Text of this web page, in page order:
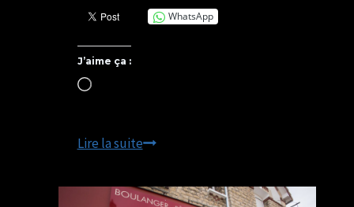
WhatsApp
J’aime ça :
Chargement…
Lire la suiteFEMMES
Exposition